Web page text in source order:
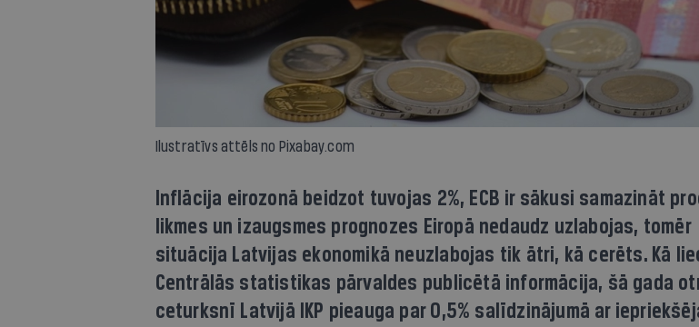
Ilustratīvs attēls no Pixabay.com
Inflācija eirozonā beidzot tuvojas 2%, ECB ir sākusi samazināt
likmes un izaugsmes prognozes Eiropā nedaudz uzlabojas, tomēr
situācija Latvijas ekonomikā neuzlabojas tik ātri, kā cerēts. Kā
Centrālās statistikas pārvaldes publicētā informācija, šā gada
ceturksnī Latvijā IKP pieauga par 0,5% salīdzinājumā ar